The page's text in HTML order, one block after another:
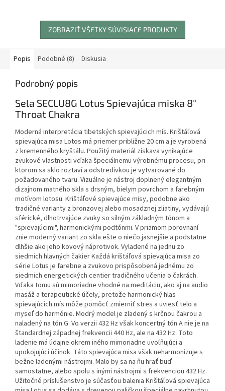
ZOBRAZIŤ VŠETKY SÚVISIACE PRODUKTY
Popis Podobné (8) Diskusia
Podrobný popis
Sela SECLU8G Lotus Spievajúca miska 8"
Throat Chakra
Moderná interpretácia tibetských spievajúcich mís. Krištáľová
spievajúca misa Lotos má priemer približne 20 cm a je vyrobená
z kremenného kryštálu. Použitý materiál získava vynikajúce
zvukové vlastnosti vďaka špeciálnemu výrobnému procesu, pri
ktorom sa sklo roztaví a odstredivkou je vytvarované do
požadovaného tvaru. Vizuálne je nástroj doplnený elegantným
dizajnom matného skla s drsným, bielym povrchom a farebným
motívom lotosu. Krištáľové spievajúce misy, podobne ako
tradičné varianty z bronzovej alebo mosadznej zliatiny, vydávajú
sférické, dlhotrvajúce zvuky so silným základným tónom a
"spievajúcimi", harmonickými podtónmi. V priamom porovnaní
znie moderný variant zo skla ešte o niečo jasnejšie a podstatne
dlhšie ako jeho kovový náprotivok. Vyladené na jednu zo
siedmich hlavných čakier Každá krištáľová spievajúca misa zo
série Lotus je farebne a zvukovo prispôsobená jednému zo
siedmich energetických centier tradičného učenia o čakrách.
Vďaka tomu sú mimoriadne vhodné na meditáciu, ako aj na audio
masáž a terapeutické účely, pretože harmonický hlas
spievajúcich mís môže pomôcť zmierniť stres a uviesť telo a
myseľ do harmónie. Modrý model je zladený s krčnou čakrou a
naladený na tón G. Vo verzii 432 Hz však koncertný tón A nie je na
štandardnej západnej frekvencii 440 Hz, ale na 432 Hz. Toto
ladenie má údajne okrem iného mimoriadne uvoľňujúci a
upokojujúci účinok. Táto spievajúca misa však neharmonizuje s
bežne ladenými nástrojmi. Malo by sa na ňu hrať buď
samostatne, alebo spolu s inými nástrojmi s frekvenciou 432 Hz.
Užitočné príslušenstvo je súčasťou balenia Krištáľová spievajúca